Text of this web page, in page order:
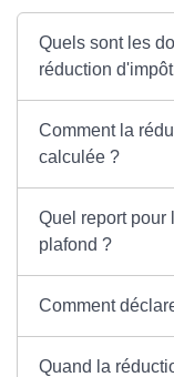
Quels sont les
réduction
Comment la
calculée ?
Quel report pour
plafond ?
Comment
Quand la